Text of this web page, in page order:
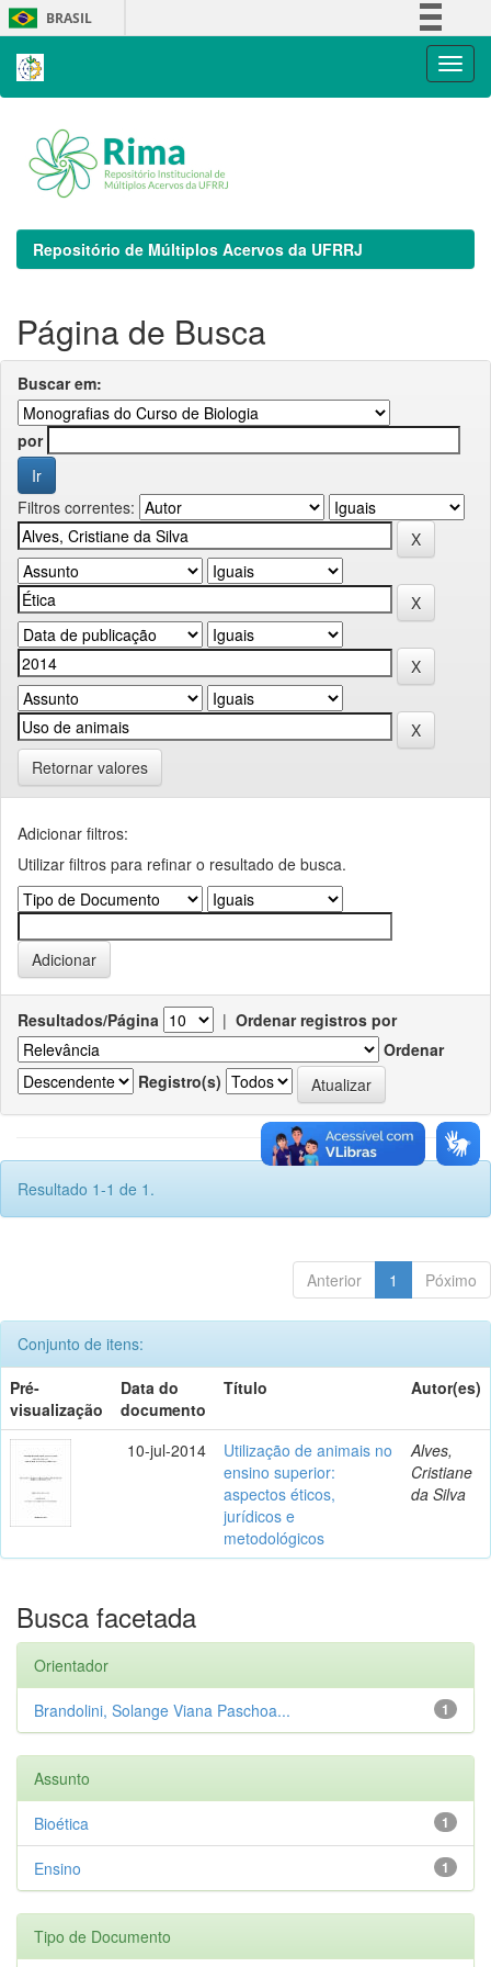
Skip
navigation
BRASIL
Repositório de Múltiplos Acervos da UFRRJ
Página de Busca
Buscar em:
por
Filtros correntes:
Retornar valores
Adicionar filtros:
Utilizar filtros para refinar o resultado de busca.
Resultados/Página | Ordenar registros por
Ordenar
Registro(s)
Resultado 1-1 de 1.
Anterior 1 Póximo
Conjunto de itens:
Pré-
visualização
Data do
documento
Título Autor(es)
10-jul-2014
Utilização de animais no
ensino superior:
aspectos éticos,
jurídicos e
metodológicos
Alves,
Cristiane
da Silva
Busca facetada
Orientador
1
Brandolini, Solange Viana Paschoa...
Assunto
1
Bioética
1
Ensino
Tipo de Documento